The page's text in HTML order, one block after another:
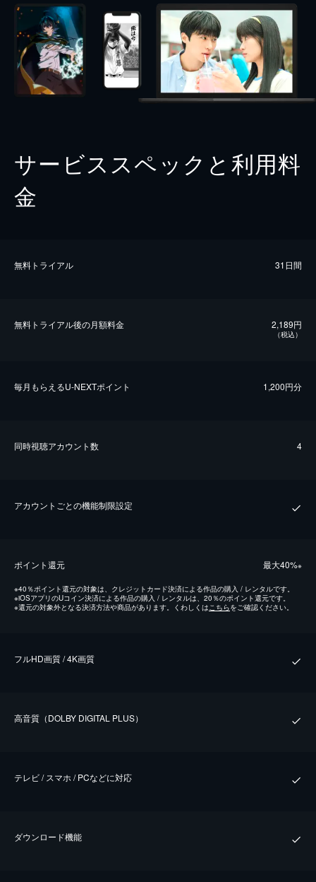
サービススペックと利用料
金
無料トライアル 31日間
無料トライアル後の⽉額料金 2,189円
（税込）
毎⽉もらえるU-NEXTポイント 1,200円分
同時視聴アカウント数 4
アカウントごとの機能制限設定
ポイント還元 最⼤40%※
※40％ポイント還元の対象は、クレジットカード決済による作品の購入 / レンタルです。
※iOSアプリのUコイン決済による作品の購入 / レンタルは、20％のポイント還元です。
※還元の対象外となる決済方法や商品があります。くわしくは こちらをご確認ください。
フルHD画質 / 4K画質
⾼⾳質（DOLBY DIGITAL PLUS）
テレビ / スマホ / PCなどに対応
ダウンロード機能